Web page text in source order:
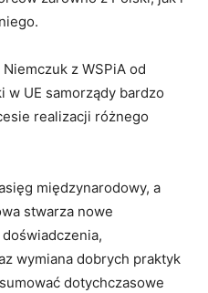
z WSPiA od
w UE samorządy bardzo
realizacji różnego
międzynarodowy, a
stwarza nowe
wymiana dobrych praktyk
dotychczasowe